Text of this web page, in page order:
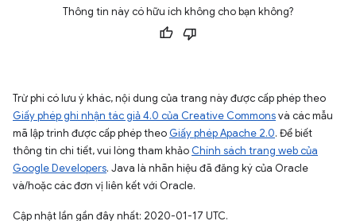
Thông tin này có hữu ích không cho bạn không?
Trừ phi có lưu ý khác, nội dung của trang này được cấp phép theo
Giấy phép ghi nhận tác giả 4.0 của Creative Commonsvà các mẫu
mã lập trình được cấp phép theo Giấy phép Apache 2.0. Để biết
thông tin chi tiết, vui lòng tham khảo Chính sách trang web của
Google Developers. Java là nhãn hiệu đã đăng ký của Oracle
và/hoặc các đơn vị liên kết với Oracle.
Cập nhật lần gần đây nhất: 2020-01-17 UTC.